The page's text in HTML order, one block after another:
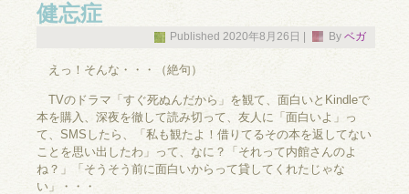
健忘症
Published 2020年8月26日 By ベガ
えっ！そんな・・・（絶句）
TVのドラマ「すぐ死ぬんだから」を観て、面白いとKindleで
本を購入、深夜を徹して読み切って、友人に「面白いよ」っ
て、SMSしたら、「私も観たよ！借りてるその本を返してない
ことを思い出したわ」って、なに？「それって内館さんのよ
ね？」「そうそう前に面白いからって貸してくれたじゃな
い」・・・